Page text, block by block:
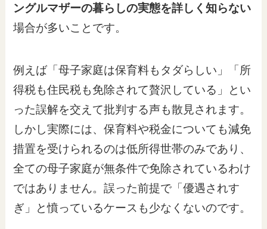
ングルマザーの暮らしの実態を詳しく知らない
場合が多いことです。
例えば「母子家庭は保育料もタダらしい」「所
得税も住民税も免除されて贅沢している」とい
った誤解を交えて批判する声も散見されます。
しかし実際には、保育料や税金についても減免
措置を受けられるのは低所得世帯のみであり、
全ての母子家庭が無条件で免除されているわけ
ではありません。誤った前提で「優遇されす
ぎ」と憤っているケースも少なくないのです。